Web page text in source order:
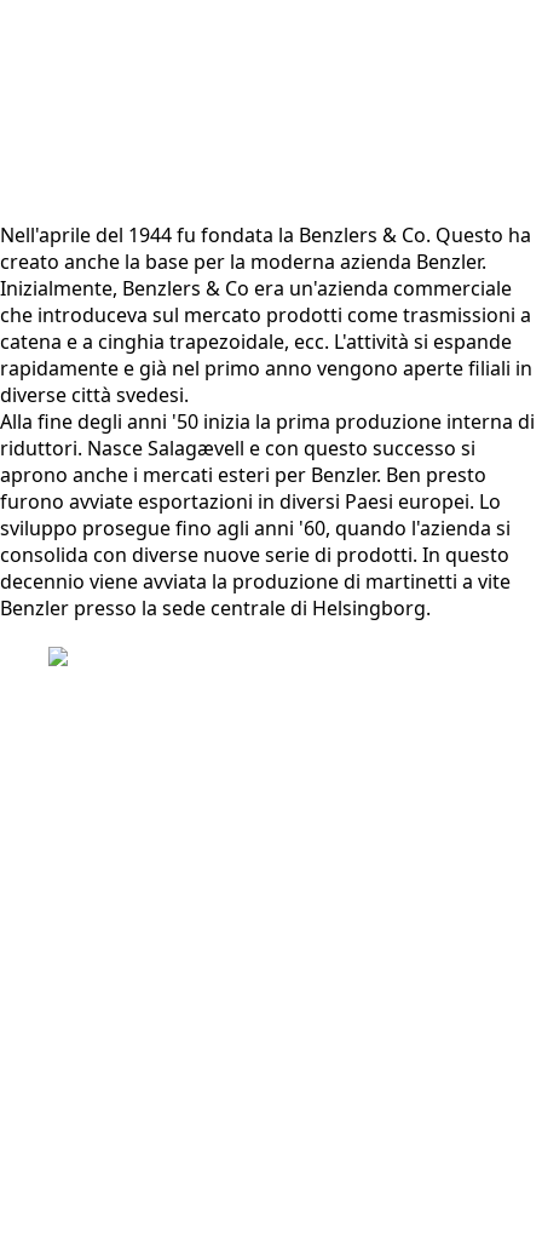
Nell'aprile del 1944 fu fondata la Benzlers & Co. Questo ha
creato anche la base per la moderna azienda Benzler.
Inizialmente, Benzlers & Co era un'azienda commerciale
che introduceva sul mercato prodotti come trasmissioni a
catena e a cinghia trapezoidale, ecc. L'attività si espande
rapidamente e già nel primo anno vengono aperte filiali in
diverse città svedesi.
Alla fine degli anni '50 inizia la prima produzione interna di
riduttori. Nasce Salagævell e con questo successo si
aprono anche i mercati esteri per Benzler. Ben presto
furono avviate esportazioni in diversi Paesi europei. Lo
sviluppo prosegue fino agli anni '60, quando l'azienda si
consolida con diverse nuove serie di prodotti. In questo
decennio viene avviata la produzione di martinetti a vite
Benzler presso la sede centrale di Helsingborg.